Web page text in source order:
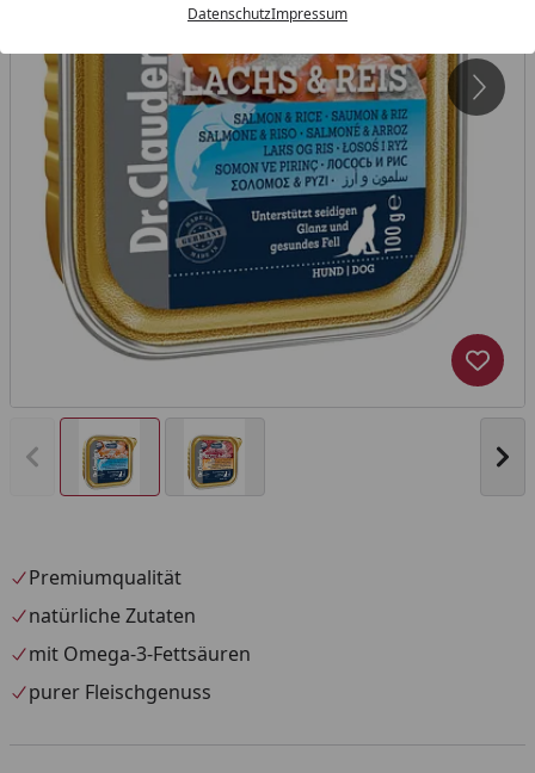
DatenschutzImpressum
Vorheriges Bild anzeigen
Premiumqualität
natürliche Zutaten
mit Omega-3-Fettsäuren
purer Fleischgenuss